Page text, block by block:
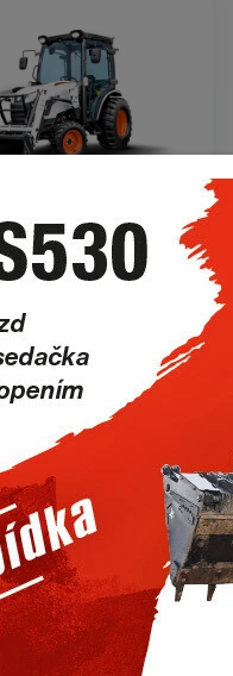
traktory
zvládnout práci
se širokou škálou
(1000, 2000 a
traktorů, počínaje
je ideální například pro